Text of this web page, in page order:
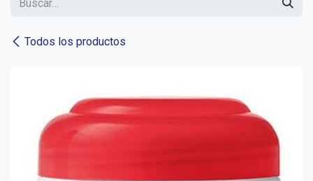
Todos los productos